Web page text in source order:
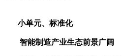
小单元、标准化
智能制造产业生态前景广阔